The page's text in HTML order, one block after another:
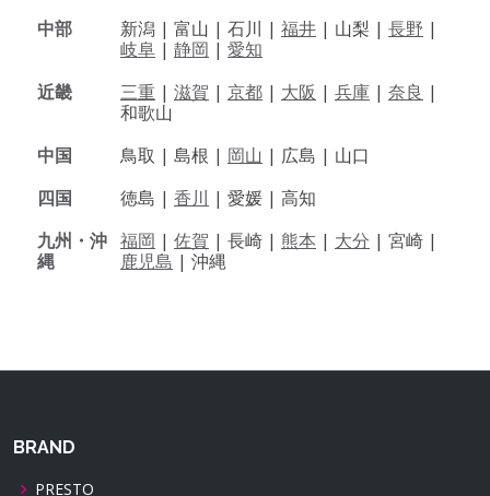
中部
新潟 | 富山 | 石川 | 福井 | 山梨 | 長野 |
岐阜 | 静岡 | 愛知
近畿
三重 | 滋賀 | 京都 | 大阪 | 兵庫 | 奈良 |
和歌山
中国
鳥取 | 島根 | 岡山 | 広島 | 山口
四国
徳島 | 香川 | 愛媛 | 高知
九州・沖
縄
福岡 | 佐賀 | 長崎 | 熊本 | 大分 | 宮崎 |
鹿児島 | 沖縄
BRAND
PRESTO